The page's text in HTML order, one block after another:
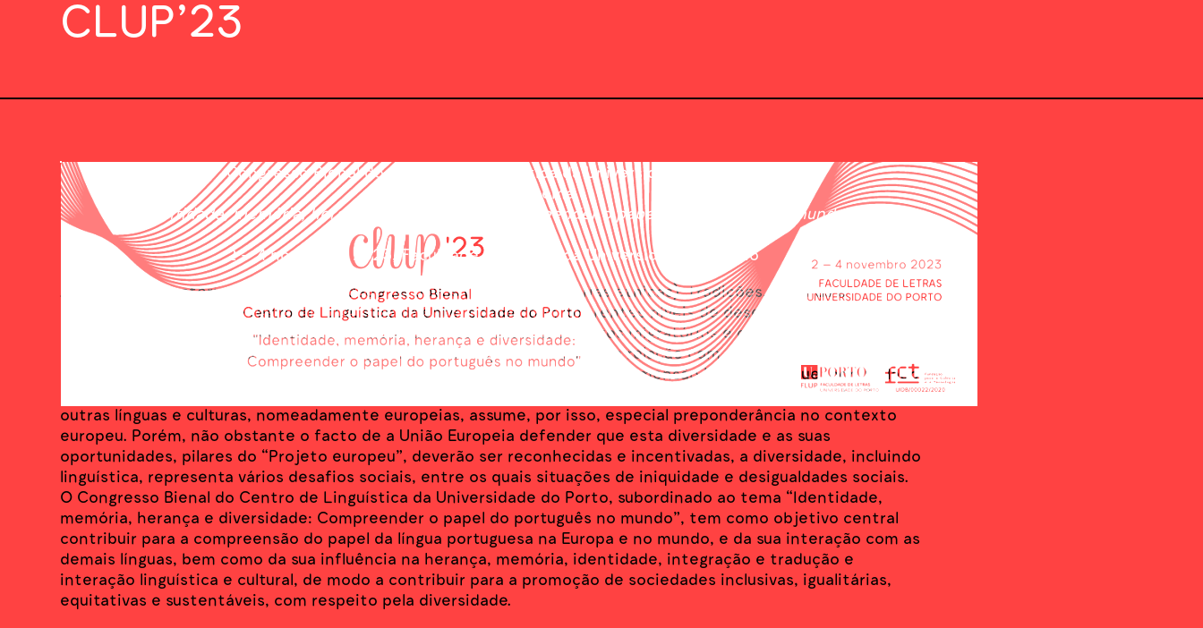
CLUP’23
Congresso Bienal do Centro de Linguística da Universidade do Porto
subordinado ao tema
“Identidade, memória, herança e diversidade: Compreender o papel do português no mundo”
2 – 4 novembro 2023, Faculdade de Letras da Universidade do Porto
A Europa é caracterizada pela diversidade de povos (incluindo minorias étnicas), tradições, culturas e
identidades nacionais e regionais que, globalmente, comportam diferentes níveis de desenvolvimento social
(e, consequentemente, económico). A mobilidade de cidadãos, os fluxos migratórios e os media acentuam
essa diversidade, que, no caso de Portugal, é, ainda, amplificada pela sua relação com os países lusófonos e
pela herança e diversidade cultural aportada por esses povos diversos. A dimensão linguística, que, por um lado,
liga a Europa aos povos falantes de português através de Portugal, e, por outro, serve de elo de translação para
outras línguas e culturas, nomeadamente europeias, assume, por isso, especial preponderância no contexto
europeu. Porém, não obstante o facto de a União Europeia defender que esta diversidade e as suas
oportunidades, pilares do “Projeto europeu”, deverão ser reconhecidas e incentivadas, a diversidade, incluindo
linguística, representa vários desafios sociais, entre os quais situações de iniquidade e desigualdades sociais.
O Congresso Bienal do Centro de Linguística da Universidade do Porto, subordinado ao tema “Identidade,
memória, herança e diversidade: Compreender o papel do português no mundo”, tem como objetivo central
contribuir para a compreensão do papel da língua portuguesa na Europa e no mundo, e da sua interação com as
demais línguas, bem como da sua influência na herança, memória, identidade, integração e tradução e
interação linguística e cultural, de modo a contribuir para a promoção de sociedades inclusivas, igualitárias,
equitativas e sustentáveis, com respeito pela diversidade.